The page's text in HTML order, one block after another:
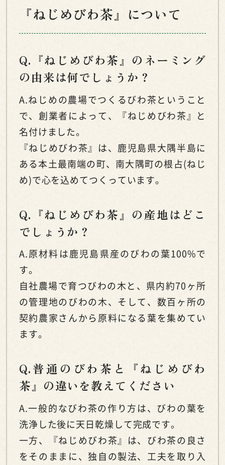
『ねじめびわ茶』について
Q.『ねじめびわ茶』のネーミング
の由来は何でしょうか？
A.ねじめの農場でつくるびわ茶ということ
で、創業者によって、『ねじめびわ茶』と
名付けました。
『ねじめびわ茶』は、鹿児島県大隅半島に
ある本土最南端の町、南大隅町の根占(ねじ
め)で心を込めてつくっています。
Q.『ねじめびわ茶』の産地はどこ
でしょうか？
A.原材料は鹿児島県産のびわの葉100%で
す。
自社農場で育つびわの木と、県内約70ヶ所
の管理地のびわの木、そして、数百ヶ所の
契約農家さんから原料になる葉を集めてい
ます。
Q.普通のびわ茶と『ねじめびわ
茶』の違いを教えてください
A.一般的なびわ茶の作り方は、びわの葉を
洗浄した後に天日乾燥して完成です。
一方、『ねじめびわ茶』は、びわ茶の良さ
をそのままに、独自の製法、工夫を取り入